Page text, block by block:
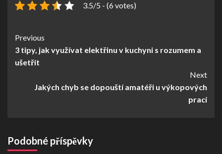
3.5/5 - (6 votes)
Continue
Reading
Previous
3 tipy, jak využívat elektřinu v kuchyni s rozumem a
ušetřit
Next
Jakých chyb se dopouští amatéři u výkopových
prací
Podobné příspěvky